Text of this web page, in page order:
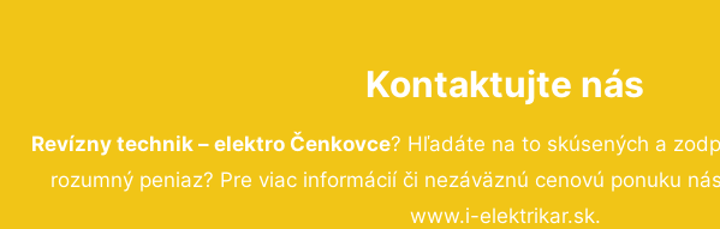
Kontaktujte nás
Revízny technik – elektro Čenkovce? Hľadáte na to skúsených a
rozumný peniaz? Pre viac informácií či nezáväznú cenovú ponuku
www.i-elektrikar.sk.